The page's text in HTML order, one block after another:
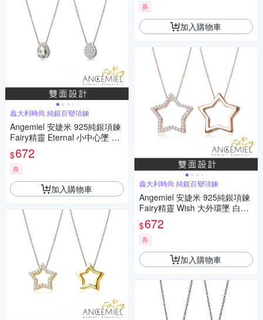
義大利時尚 純銀百變項鍊
Angemiel 安婕米 925純銀項鍊
Fairy精靈 Eternal 小中心墜 白
鑽滿鑽
$672
券
加入購物車
券
加入購物車
義大利時尚 純銀百變項鍊
Angemiel 安婕米 925純銀項鍊
Fairy精靈 Wish 大外環墜 白鑽.
玫瑰金
$672
券
加入購物車